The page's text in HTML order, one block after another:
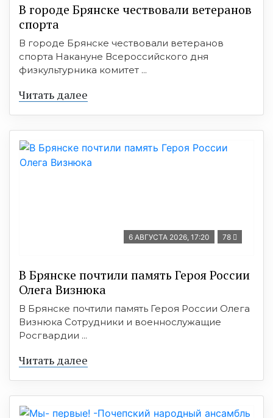
В городе Брянске чествовали ветеранов
спорта
В городе Брянске чествовали ветеранов
спорта Накануне Всероссийского дня
физкультурника комитет ...
Читать далее
6 АВГУСТА 2026, 17:20 78
В Брянске почтили память Героя России
Олега Визнюка
В Брянске почтили память Героя России Олега
Визнюка Сотрудники и военнослужащие
Росгвардии ...
Читать далее